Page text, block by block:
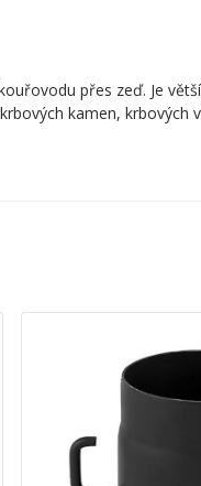
přes zeď. Je
kamen, krbových